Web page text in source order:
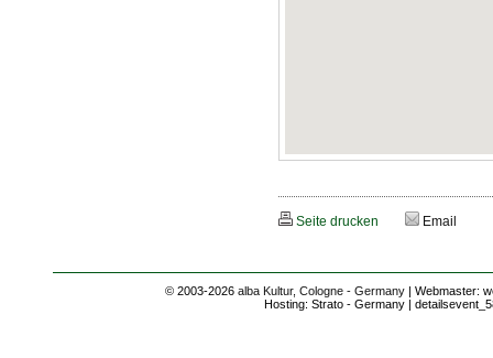
Seite drucken Email
© 2003-2026 alba Kultur, Cologne - Germany | Webmaster:
Hosting: Strato - Germany |